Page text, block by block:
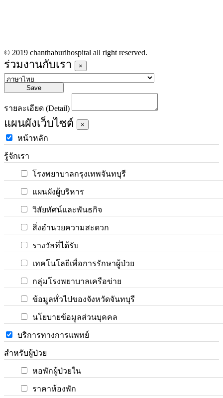
© 2019 chanthaburihospital all right reserved.
ร่วมงานกับเรา ×
Save
รายละเอียด (Detail)
แผนผังเว็บไซต์ ×
หน้าหลัก
รู้จักเรา
โรงพยาบาลกรุงเทพจันทบุรี
แผนผังผู้บริหาร
วิสัยทัศน์และพันธกิจ
สิ่งอำนวยความสะดวก
รางวัลที่ได้รับ
เทคโนโลยีเพื่อการรักษาผู้ป่วย
กลุ่มโรงพยาบาลเครือข่าย
ข้อมูลทั่วไปของจังหวัดจันทบุรี
นโยบายข้อมูลส่วนบุคคล
บริการทางการแพทย์
สำหรับผู้ป่วย
หอพักผู้ป่วยใน
ราคาห้องพัก